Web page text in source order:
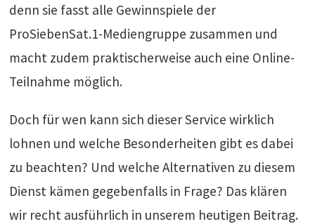
denn sie fasst alle Gewinnspiele der
ProSiebenSat.1-Mediengruppe zusammen und
macht zudem praktischerweise auch eine Online-
Teilnahme möglich.
Doch für wen kann sich dieser Service wirklich
lohnen und welche Besonderheiten gibt es dabei
zu beachten? Und welche Alternativen zu diesem
Dienst kämen gegebenfalls in Frage? Das klären
wir recht ausführlich in unserem heutigen Beitrag.